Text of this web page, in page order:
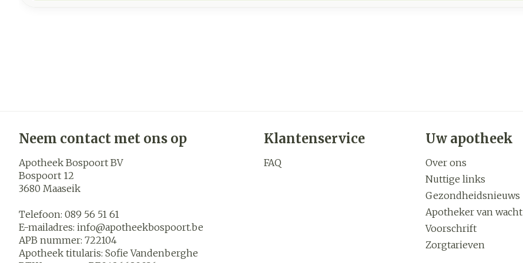
Neem contact met ons op
Apotheek Bospoort BV
Bospoort 12
3680 Maaseik
Telefoon: 089 56 51 61
E-mailadres: info@apotheekbospoort.be
APB nummer: 722104
Apotheek titularis: Sofie Vandenberghe
Klantenservice
FAQ
Uw apotheek
Over ons
Nuttige links
Gezondheidsnieuws
Apotheker van wacht
Voorschrift
Zorgtarieven